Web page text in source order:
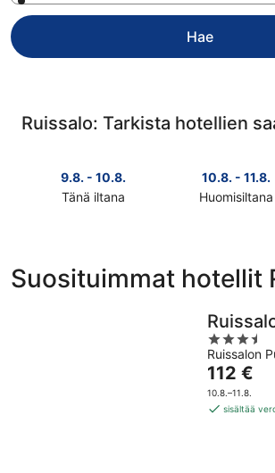
Hae
Ruissalo: Tarkista hotellien
9.8. - 10.8.
Tänä iltana
hinnat
täksi
10.8. - 11.8.
Huomisiltana
hinnat
huomisillaksi
10.8.
11.8.
Suosituimmat hotellit
3.5
out
of
5
Ruissalon
Hinta
on
112 €
112 €
10.8.–11.8.
sisältää